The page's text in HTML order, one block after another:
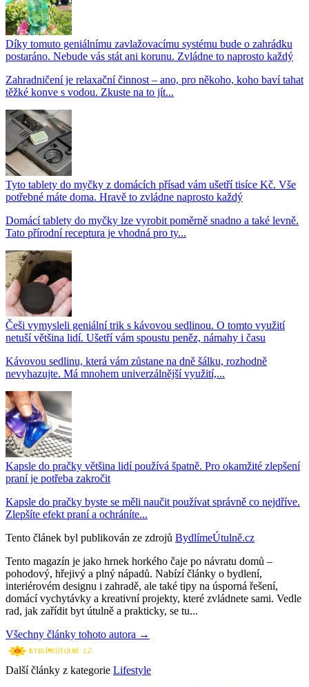
Díky tomuto geniálnímu zavlažovacímu systému bude o zahrádku
postaráno. Nebude vás stát ani korunu. Zvládne to naprosto každý
Zahradničení je relaxační činnost – ano, pro někoho, koho baví tahat
těžké konve s vodou. Zkuste na to jít...
Tyto tablety do myčky z domácích přísad vám ušetří tisíce Kč. Vše
potřebné máte doma. Hravě to zvládne naprosto každý
Domácí tablety do myčky lze vyrobit poměrně snadno a také levně.
Tato přírodní receptura je vhodná pro ty...
Češi vymysleli geniální trik s kávovou sedlinou. O tomto využití
netuší většina lidí. Ušetří vám spoustu peněz, námahy i času
Kávovou sedlinu, která vám zůstane na dně šálku, rozhodně
nevyhazujte. Má mnohem univerzálnější využití,...
Kapsle do pračky většina lidí používá špatně. Pro okamžité zlepšení
praní je potřeba zakročit
Kapsle do pračky byste se měli naučit používat správně co nejdříve.
Zlepšíte efekt praní a ochráníte...
Tento článek byl publikován ze zdrojů BydlímeÚtulně.cz
Tento magazín je jako hrnek horkého čaje po návratu domů –
pohodový, hřejivý a plný nápadů. Nabízí články o bydlení,
interiérovém designu i zahradě, ale také tipy na úsporná řešení,
domácí vychytávky a kreativní projekty, které zvládnete sami. Vedle
rad, jak zařídit byt útulně a prakticky, se tu...
Všechny články tohoto autora →
Další články z kategorie Lifestyle